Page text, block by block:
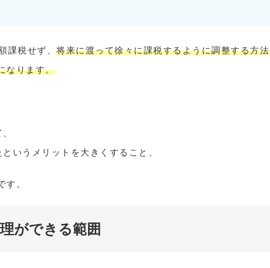
課税せず、 将来に渡って徐々に課税するように調整する方法
なります。
いうメリットを大きくすること、
す。
ができる範囲